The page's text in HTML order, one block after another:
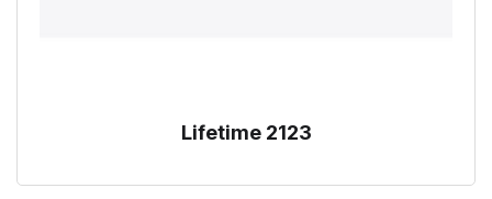
Lifetime 2123